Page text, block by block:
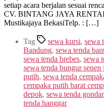
setiap acara berjalan sesuai
CV. BINTANG JAYA
Mustikajaya BekasiTelp. : […]
Tag sewa kursi, sewa
Bandung, sewa tenda
sewa tenda brebes, sewa
sewa tenda bungur senen
putih, sewa tenda
cempaka putih barat
depok, sewa tenda
tenda hanggar